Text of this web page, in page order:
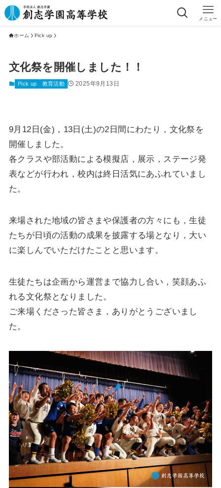
メニュー
ホーム Pick up
文化祭を開催しました！！
Pick up 教育活動 2025年9月13日
9月12日(金)，13日(土)の2日間にわたり，文化祭を
開催しました。
各クラスや部活動による模擬店，展示，ステージ発
表などが行われ，校内は終日活気にあふれていまし
た。
来場された地域の皆さまや保護者の方々にも，生徒
たちが日頃の活動の成果を披露する場となり，大い
に楽しんでいただけたことと思います。
生徒たちは企画から運営まで協力し合い，笑顔あふ
れる文化祭となりました。
ご来場くださった皆さま，ありがとうございまし
た。